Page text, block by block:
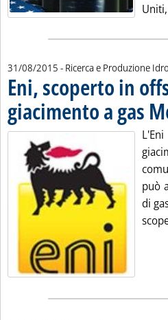
31/08/2015 - Ricerca e Produzione
Eni, scoperto in
giacimento a gas
può
di